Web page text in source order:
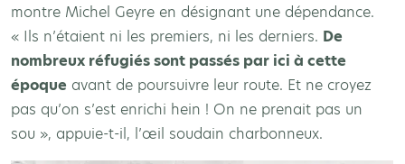
montre Michel Geyre en désignant une dépendance.
« Ils n’étaient ni les premiers, ni les derniers. De
nombreux réfugiés sont passés par ici à cette
époque avant de poursuivre leur route. Et ne croyez
pas qu’on s’est enrichi hein ! On ne prenait pas un
sou », appuie-t-il, l’œil soudain charbonneux.